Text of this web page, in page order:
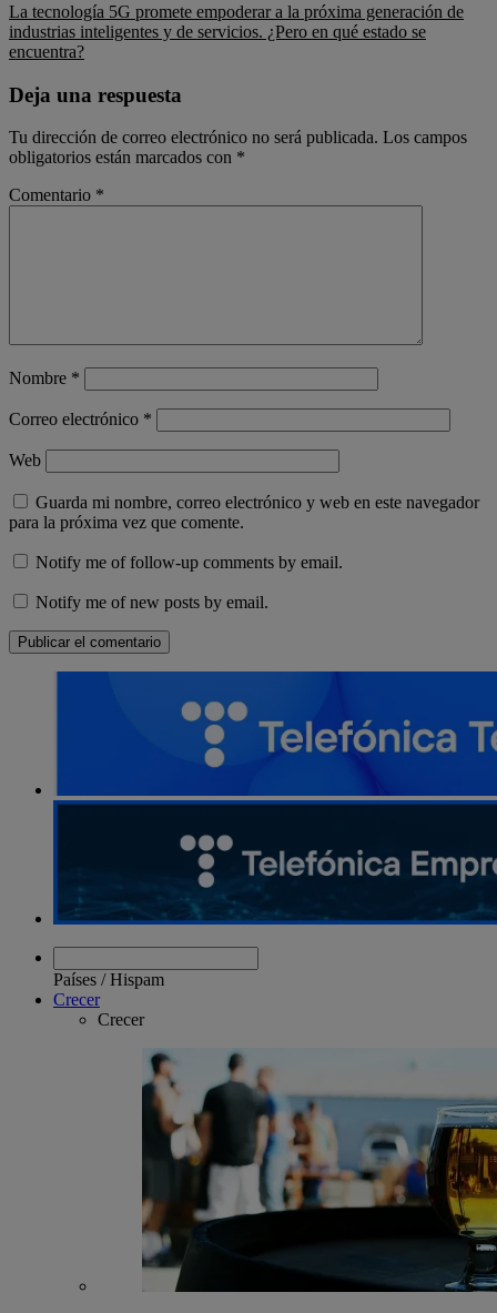
La tecnología 5G promete empoderar a la próxima generación de
industrias inteligentes y de servicios. ¿Pero en qué estado se
encuentra?
Deja una respuesta
Tu dirección de correo electrónico no será publicada. Los campos
obligatorios están marcados con *
Comentario *
Nombre *
Correo electrónico *
Web
Guarda mi nombre, correo electrónico y web en este navegador
para la próxima vez que comente.
Notify me of follow-up comments by email.
Notify me of new posts by email.
Países /Hispam
Crecer
Crecer